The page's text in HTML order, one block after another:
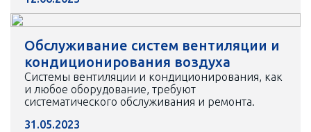
Обслуживание систем вентиляции и
кондиционирования воздуха
Системы вентиляции и кондиционирования, как
и любое оборудование, требуют
систематического обслуживания и ремонта.
31.05.2023